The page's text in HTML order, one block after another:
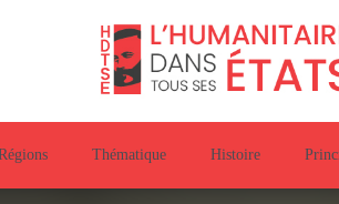
Thématique Histoire